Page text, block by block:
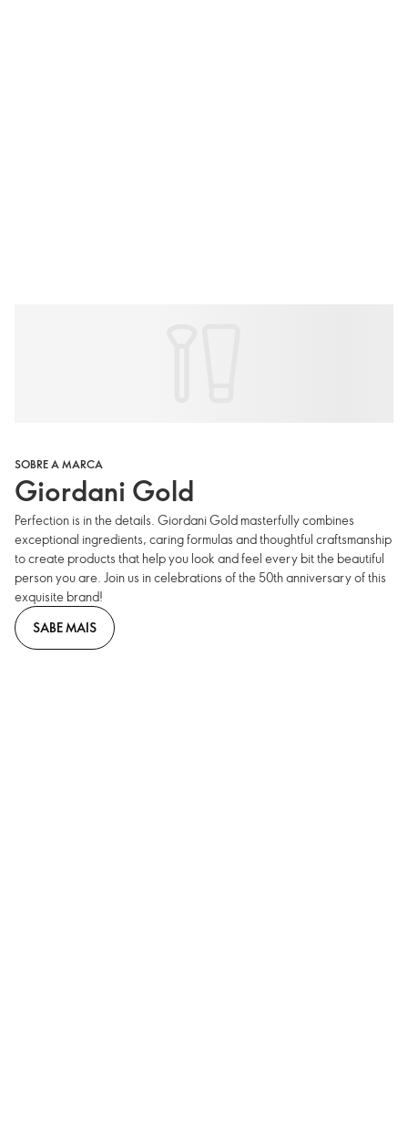
SOBRE A MARCA
Giordani Gold
Perfection is in the details. Giordani Gold masterfully combines
exceptional ingredients, caring formulas and thoughtful craftsmanship
to create products that help you look and feel every bit the beautiful
person you are. Join us in celebrations of the 50th anniversary of this
exquisite brand!
SABE MAIS